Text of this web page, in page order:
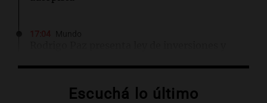
crisis en Bolivia
Escuchá lo último